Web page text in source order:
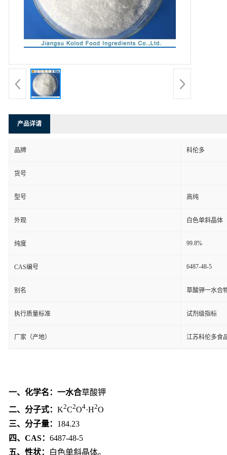
产品详请
品牌 科伦多
货号
型号 高纯
外观 白色单斜晶体
纯度 99.8%
CAS编号 6487-48-5
别名 草酸钾一水合
执行质量标准 试剂级指标
厂家（产地） 江苏科伦多食
一、化学名：一水合草酸钾
二、分子式： K2C2O4·H2O
三、分子量： 184.23
四、 CAS： 6487-48-5
五、性状：
白色单斜晶体。